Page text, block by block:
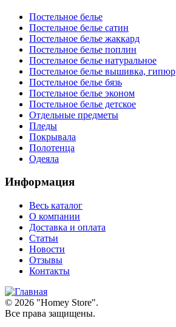
Постельное белье
Постельное белье сатин
Постельное белье жаккард
Постельное белье поплин
Постельное белье натуральное
Постельное белье вышивка, гипюр
Постельное белье бязь
Постельное белье эконом
Постельное белье детское
Отдельные предметы
Пледы
Покрывала
Полотенца
Одеяла
Информация
Весь каталог
О компании
Доставка и оплата
Статьи
Новости
Отзывы
Контакты
© 2026 "Homey Store".
Все права защищены.